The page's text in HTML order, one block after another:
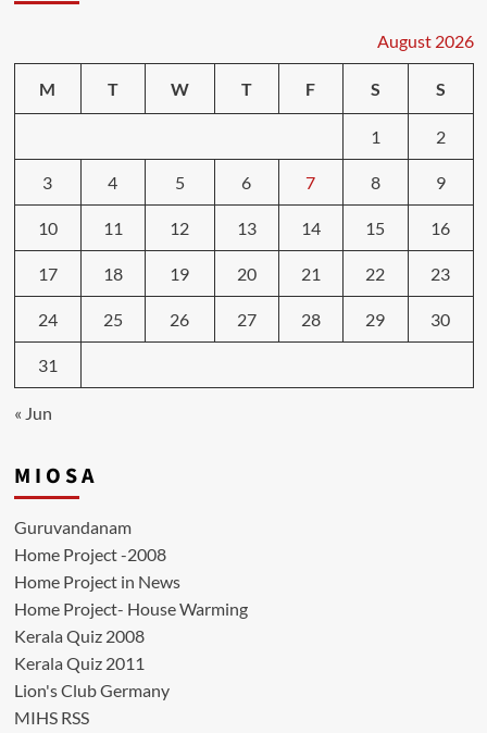
August 2026
M T W T F S S
1 2
3 4 5 6 7 8 9
10 11 12 13 14 15 16
17 18 19 20 21 22 23
24 25 26 27 28 29 30
31
« Jun
M I O S A
Guruvandanam
Home Project -2008
Home Project in News
Home Project- House Warming
Kerala Quiz 2008
Kerala Quiz 2011
Lion's Club Germany
MIHS RSS